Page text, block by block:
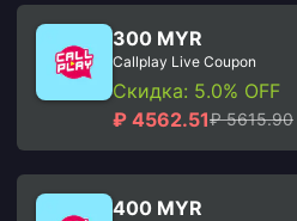
300 MYR
Callplay Live Coupon
Скидка: 5.0% OFF
₽ 4562.51₽ 5615.90
400 MYR